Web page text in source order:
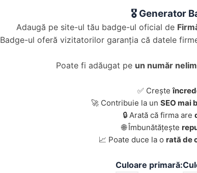
🎖️ Generator
Adaugă pe site-ul tău badge-ul oficial de
Badge-ul oferă vizitatorilor garanția că datele
Poate fi adăugat pe un număr
✅ Crește
🚀 Contribuie la un SEO mai
🔒 Arată că firma are
🌐 Îmbunătățește
📈 Poate duce la o rată de
Culoare primară: